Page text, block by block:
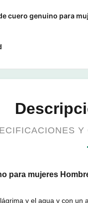
cuero genuino para
para mujeres
y el agua y con